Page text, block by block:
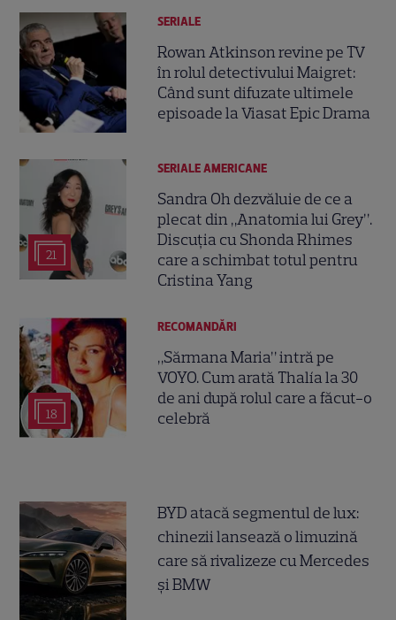
SERIALE
Rowan Atkinson revine pe TV
în rolul detectivului Maigret:
Când sunt difuzate ultimele
episoade la Viasat Epic Drama
21
SERIALE AMERICANE
Sandra Oh dezvăluie de ce a
plecat din „Anatomia lui Grey”.
Discuția cu Shonda Rhimes
care a schimbat totul pentru
Cristina Yang
18
RECOMANDĂRI
„Sărmana Maria” intră pe
VOYO. Cum arată Thalía la 30
de ani după rolul care a făcut-o
celebră
BYD atacă segmentul de lux:
chinezii lansează o limuzină
care să rivalizeze cu Mercedes
și BMW